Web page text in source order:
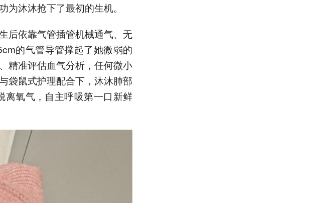
沐沐抢下了最初的生机。
后依靠气管插管机械通气、无
的气管导管撑起了她微弱的
精准评估血气分析，任何微小
袋鼠式护理配合下，沐沐肺部
离氧气，自主呼吸第一口新鲜